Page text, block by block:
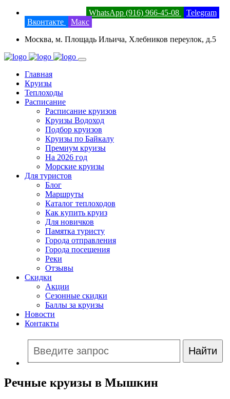
WhatsApp (916) 966-45-08
Telegram
Вконтакте
Макс
Москва, м. Площадь Ильича, Хлебников переулок, д.5
Главная
Круизы
Теплоходы
Расписание
Расписание круизов
Круизы Водоход
Подбор круизов
Круизы по Байкалу
Премиум круизы
На 2026 год
Морские круизы
Для туристов
Блог
Маршруты
Каталог теплоходов
Как купить круиз
Для новичков
Памятка туристу
Города отправления
Города посещения
Реки
Отзывы
Скидки
Акции
Сезонные скидки
Баллы за круизы
Новости
Контакты
Речные круизы в Мышкин